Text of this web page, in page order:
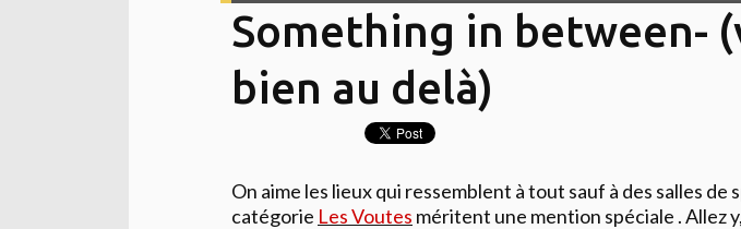
Something in between-
bien au delà)
On aime les lieux qui ressemblent à tout sauf à des salles de
catégorie Les Voutes méritent une mention spéciale . Allez